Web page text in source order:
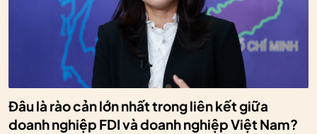
Đâu là rào cản lớn nhất trong liên kết giữa
doanh nghiệp FDI và doanh nghiệp Việt Nam?